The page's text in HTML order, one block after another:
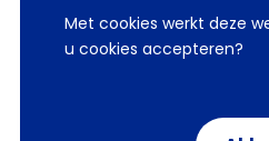
Met cookies werkt deze
u cookies accepteren?
© 2026 AWVN